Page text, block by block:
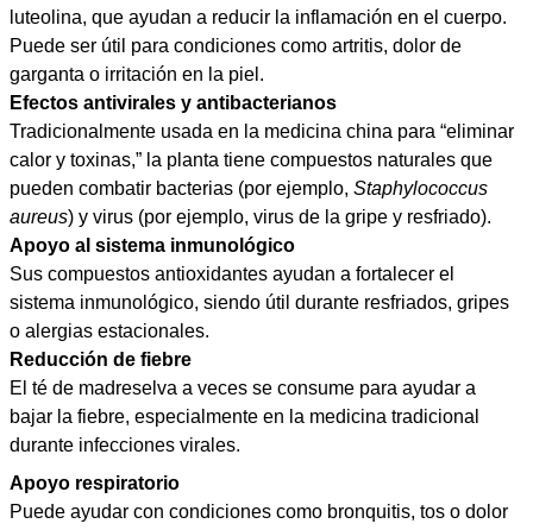
luteolina, que ayudan a reducir la inflamación en el cuerpo.
Puede ser útil para condiciones como artritis, dolor de
garganta o irritación en la piel.
Efectos antivirales y antibacterianos
Tradicionalmente usada en la medicina china para “eliminar
calor y toxinas,” la planta tiene compuestos naturales que
pueden combatir bacterias (por ejemplo, Staphylococcus
aureus) y virus (por ejemplo, virus de la gripe y resfriado).
Apoyo al sistema inmunológico
Sus compuestos antioxidantes ayudan a fortalecer el
sistema inmunológico, siendo útil durante resfriados, gripes
o alergias estacionales.
Reducción de fiebre
El té de madreselva a veces se consume para ayudar a
bajar la fiebre, especialmente en la medicina tradicional
durante infecciones virales.
Apoyo respiratorio
Puede ayudar con condiciones como bronquitis, tos o dolor